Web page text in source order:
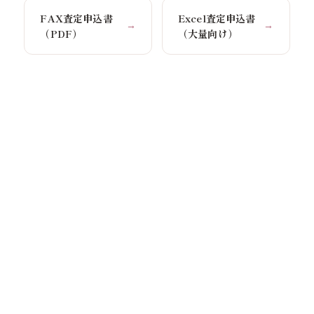
FAX査定申込書
（PDF）
→
Excel査定申込書
（大量向け）
→